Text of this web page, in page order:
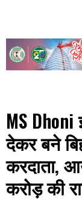
MS
देकर बने
करदाता,
करोड़ की